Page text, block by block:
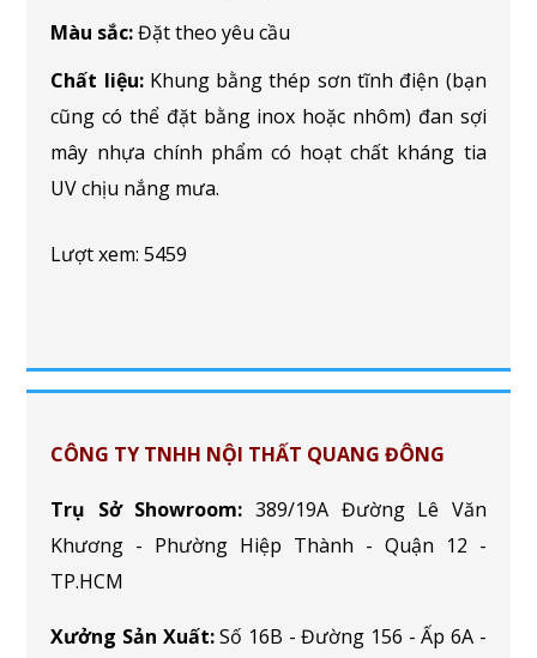
Màu sắc:Đặt theo yêu cầu
Chất liệu:Khung bằng thép sơn tĩnh điện (bạn
cũng có thể đặt bằng inox hoặc nhôm) đan sợi
mây nhựa chính phẩm có hoạt chất kháng tia
UV chịu nắng mưa.
Lượt xem: 5459
CÔNG TY TNHH NỘI THẤT QUANG ĐÔNG
Trụ Sở Showroom: 389/19A Đường Lê Văn
Khương - Phường Hiệp Thành - Quận 12 -
TP.HCM
Xưởng Sản Xuất:Số 16B - Đường 156 - Ấp 6A -